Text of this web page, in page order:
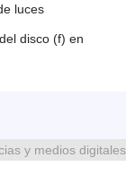
luces
disco (f) en
y medios digitales